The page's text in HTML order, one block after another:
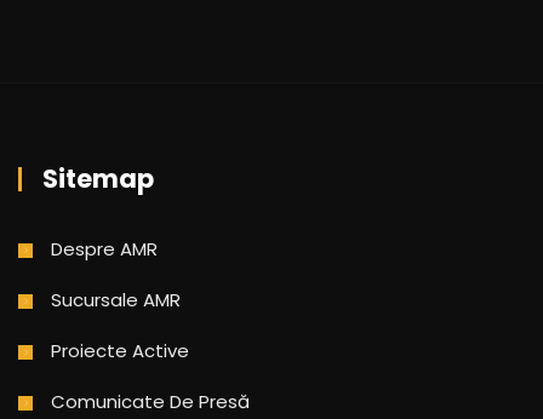
Sitemap
Despre AMR
Sucursale AMR
Proiecte Active
Comunicate De Presă